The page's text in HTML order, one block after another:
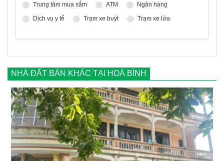
Trung tâm mua sắm
ATM
Ngân hàng
Dịch vụ y tế
Trạm xe buýt Trạm xe lửa
NHÀ ĐẤT BÁN KHÁC TẠI HOÀ BÌNH